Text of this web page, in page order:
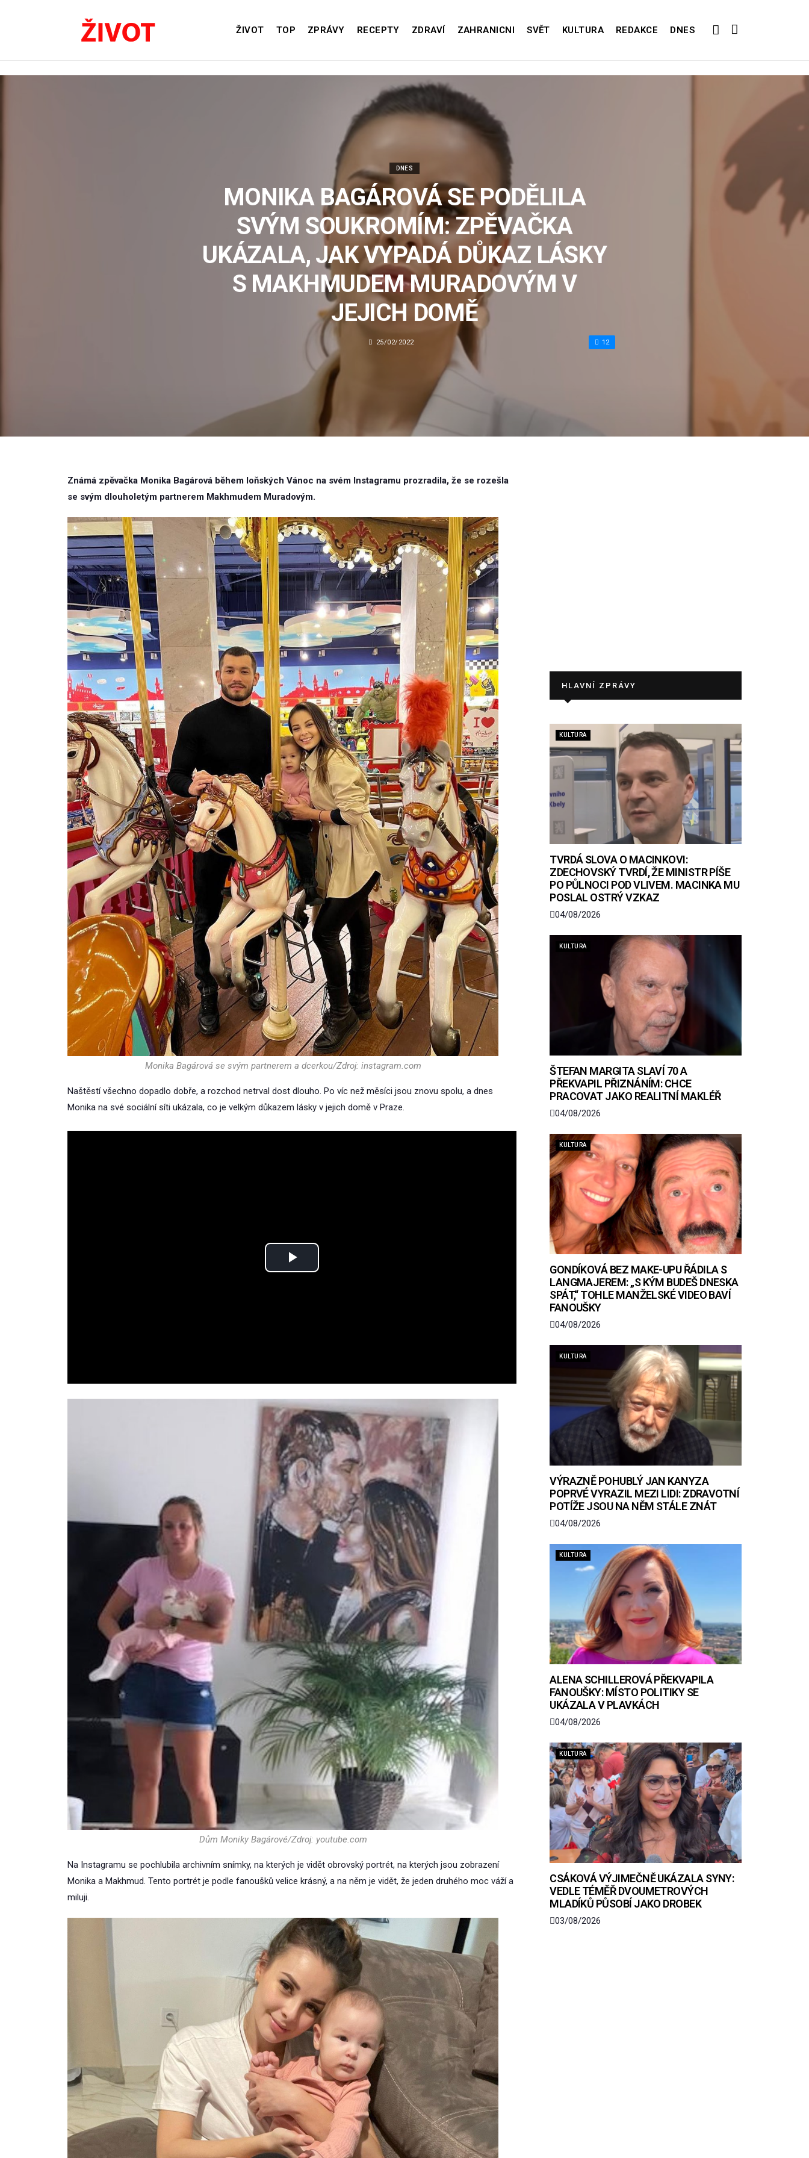
ŽIVOT TOP ZPRÁVY RECEPTY ZDRAVÍ ZAHRANICNI SVĚT KULTURA REDAKCE DNES
DNES
MONIKA BAGÁROVÁ SE PODĚLILA
SVÝM SOUKROMÍM: ZPĚVAČKA
UKÁZALA, JAK VYPADÁ DŮKAZ LÁSKY
S MAKHMUDEM MURADOVÝM V
JEJICH DOMĚ
25/02/2022 12
Známá zpěvačka Monika Bagárová během loňských Vánoc na svém Instagramu prozradila, že se rozešla
se svým dlouholetým partnerem Makhmudem Muradovým.
Monika Bagárová se svým partnerem a dcerkou/Zdroj: instagram.com
Naštěstí všechno dopadlo dobře, a rozchod netrval dost dlouho. Po víc než měsíci jsou znovu spolu, a dnes
Monika na své sociální síti ukázala, co je velkým důkazem lásky v jejich domě v Praze.
Play
Dům Moniky Bagárové/Zdroj: youtube.com
Na Instagramu se pochlubila archivním snímky, na kterých je vidět obrovský portrét, na kterých jsou zobrazení
Monika a Makhmud. Tento portrét je podle fanoušků velice krásný, a na něm je vidět, že jeden druhého moc váží a
miluji.
HLAVNÍ ZPRÁVY
KULTURA
TVRDÁ SLOVA O MACINKOVI:
ZDECHOVSKÝ TVRDÍ, ŽE MINISTR PÍŠE
PO PŮLNOCI POD VLIVEM. MACINKA MU
POSLAL OSTRÝ VZKAZ
04/08/2026
KULTURA
ŠTEFAN MARGITA SLAVÍ 70 A
PŘEKVAPIL PŘIZNÁNÍM: CHCE
PRACOVAT JAKO REALITNÍ MAKLÉŘ
04/08/2026
KULTURA
GONDÍKOVÁ BEZ MAKE-UPU ŘÁDILA S
LANGMAJEREM: „S KÝM BUDEŠ DNESKA
SPÁT,“ TOHLE MANŽELSKÉ VIDEO BAVÍ
FANOUŠKY
04/08/2026
KULTURA
VÝRAZNĚ POHUBLÝ JAN KANYZA
POPRVÉ VYRAZIL MEZI LIDI: ZDRAVOTNÍ
POTÍŽE JSOU NA NĚM STÁLE ZNÁT
04/08/2026
KULTURA
ALENA SCHILLEROVÁ PŘEKVAPILA
FANOUŠKY: MÍSTO POLITIKY SE
UKÁZALA V PLAVKÁCH
04/08/2026
KULTURA
CSÁKOVÁ VÝJIMEČNĚ UKÁZALA SYNY:
VEDLE TÉMĚŘ DVOUMETROVÝCH
MLADÍKŮ PŮSOBÍ JAKO DROBEK
03/08/2026